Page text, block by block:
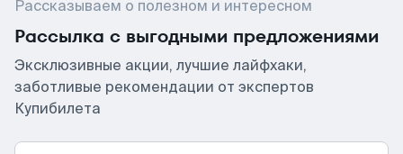
Рассказываем о полезном и интересном
Рассылка с выгодными предложениями
Эксклюзивные акции, лучшие лайфхаки,
заботливые рекомендации от экспертов
Купибилета